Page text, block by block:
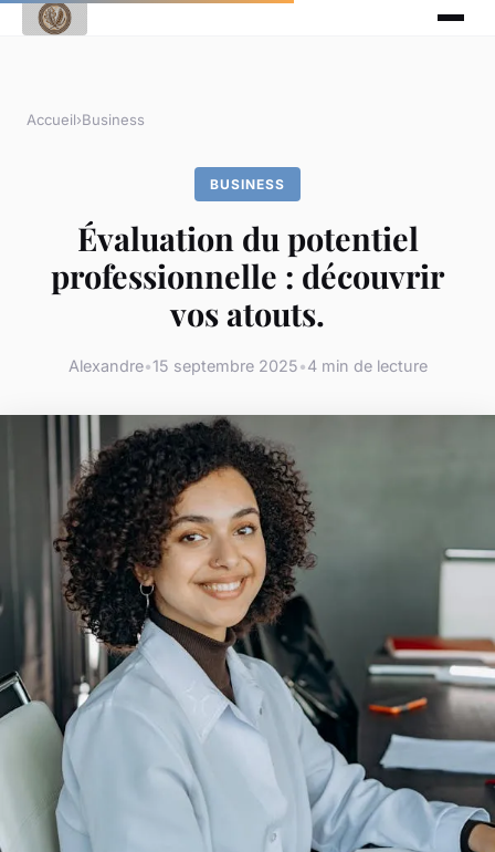
Accueil›Business
BUSINESS
Évaluation du potentiel
professionnelle : découvrir
vos atouts.
Alexandre•15 septembre 2025•4 min de lecture